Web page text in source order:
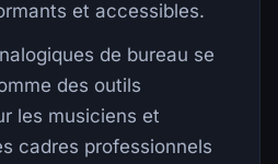
et accessibles.
de bureau se
des outils
les musiciens et
cadres professionnels